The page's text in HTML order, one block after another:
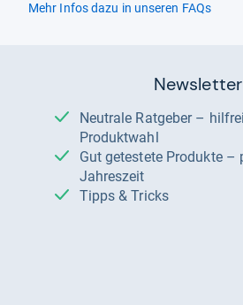
Mehr Infos dazu in unseren FAQs
Newsletter
Neutrale Ratgeber – hilfreich für Ihre
Produktwahl
Gut getestete Produkte – passend zur
Jahreszeit
Tipps & Tricks